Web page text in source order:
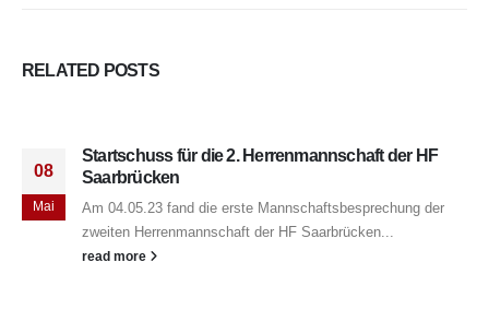
RELATED POSTS
08
Mai
Startschuss für die 2. Herrenmannschaft der HF
Saarbrücken
Am 04.05.23 fand die erste Mannschaftsbesprechung der
zweiten Herrenmannschaft der HF Saarbrücken...
read more